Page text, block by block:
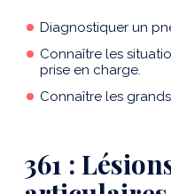
Diagnostiquer un
Connaître les
prise en charge.
Connaître les
361 :